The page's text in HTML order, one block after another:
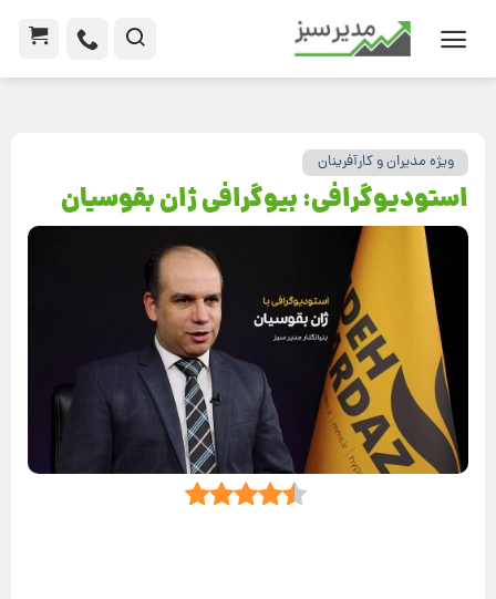
ویژه مدیران و کارآفرینان
استودیوگرافی: بیوگرافی ژان بقوسیان